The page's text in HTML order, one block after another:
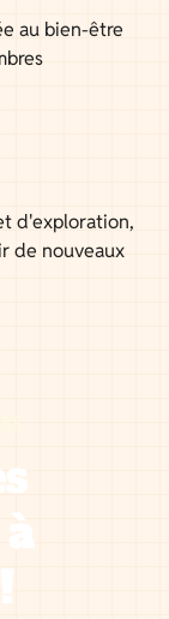
au bien-être
d'exploration,
de nouveaux